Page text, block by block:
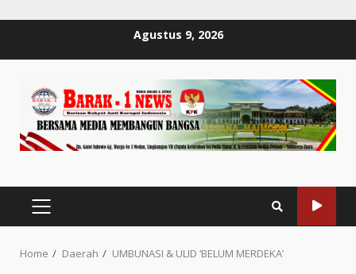
Agustus 9, 2026
PRIMARY
MENU
Home Daerah UMBUNASI & ULID ‘BELUM MERDEKA’